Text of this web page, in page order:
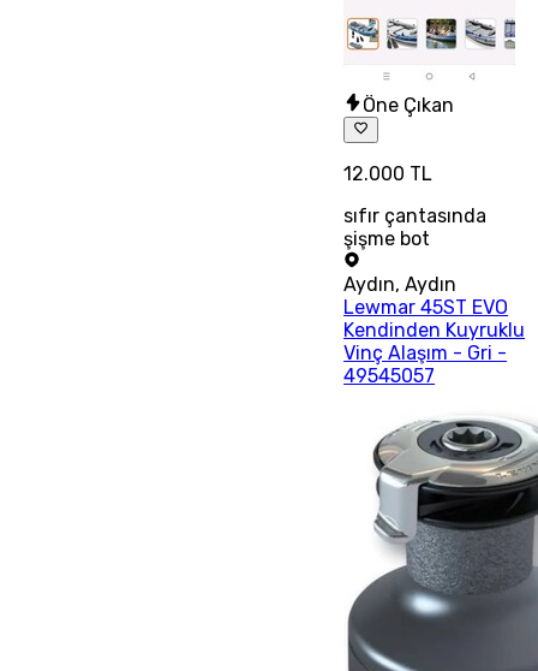
Öne Çıkan
12.000 TL
sıfır çantasında
şişme bot
Aydın,Aydın
Lewmar 45ST EVO
Kendinden Kuyruklu
Vinç Alaşım - Gri -
49545057